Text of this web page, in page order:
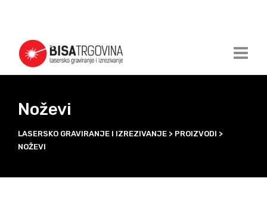
Noževi
LASERSKO GRAVIRANJE I IZREZIVANJE > PROIZVODI >
NOŽEVI